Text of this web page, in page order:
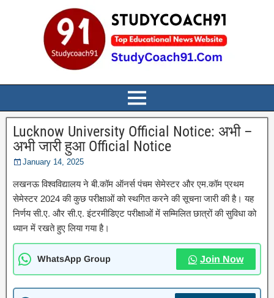
Lucknow University Official Notice: अभी –
अभी जारी हुआ Official Notice
January 14, 2025
लखनऊ विश्वविद्यालय ने बी.कॉम ऑनर्स पंचम सेमेस्टर और एम.कॉम प्रथम
सेमेस्टर 2024 की कुछ परीक्षाओं को स्थगित करने की सूचना जारी की है। यह
निर्णय सी.ए. और सी.ए. इंटरमीडिएट परीक्षाओं में सम्मिलित छात्रों की सुविधा को
ध्यान में रखते हुए लिया गया है।
WhatsApp Group Join Now